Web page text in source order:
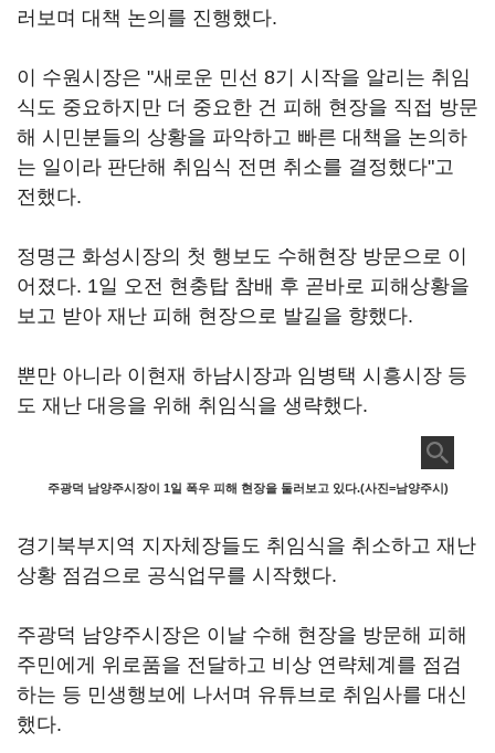
러보며 대책 논의를 진행했다.
이 수원시장은 "새로운 민선 8기 시작을 알리는 취임
식도 중요하지만 더 중요한 건 피해 현장을 직접 방문
해 시민분들의 상황을 파악하고 빠른 대책을 논의하
는 일이라 판단해 취임식 전면 취소를 결정했다"고
전했다.
정명근 화성시장의 첫 행보도 수해현장 방문으로 이
어졌다. 1일 오전 현충탑 참배 후 곧바로 피해상황을
보고 받아 재난 피해 현장으로 발길을 향했다.
뿐만 아니라 이현재 하남시장과 임병택 시흥시장 등
도 재난 대응을 위해 취임식을 생략했다.
주광덕 남양주시장이 1일 폭우 피해 현장을 둘러보고 있다.(사진=남양주시)
경기북부지역 지자체장들도 취임식을 취소하고 재난
상황 점검으로 공식업무를 시작했다.
주광덕 남양주시장은 이날 수해 현장을 방문해 피해
주민에게 위로품을 전달하고 비상 연략체계를 점검
하는 등 민생행보에 나서며 유튜브로 취임사를 대신
했다.